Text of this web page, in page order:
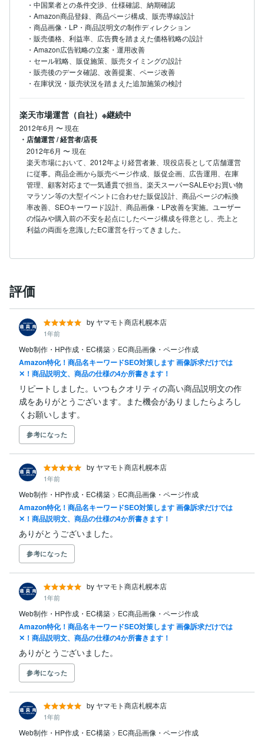
・中国業者との条件交渉、仕様確認、納期確認
・Amazon商品登録、商品ページ構成、販売導線設計
・商品画像・LP・商品説明文の制作ディレクション
・販売価格、利益率、広告費を踏まえた価格戦略の設計
・Amazon広告戦略の立案・運用改善
・セール戦略、販促施策、販売タイミングの設計
・販売後のデータ確認、改善提案、ページ改善
・在庫状況・販売状況を踏まえた追加施策の検討
楽天市場運営（自社）※継続中
2012年6月 〜現在
・店舗運営 / 経営者/店長
2012年6月 〜現在
楽天市場において、2012年より経営者兼、現役店長として店舗運営
に従事。商品企画から販売ページ作成、販促企画、広告運用、在庫
管理、顧客対応まで一気通貫で担当。楽天スーパーSALEやお買い物
マラソン等の大型イベントに合わせた販促設計、商品ページの転換
率改善、SEOキーワード設計、商品画像・LP改善を実施。ユーザー
の悩みや購入前の不安を起点にしたページ構成を得意とし、売上と
利益の両面を意識したEC運営を行ってきました。
評価
by ヤマモト商店札幌本店
1年前
Web制作・HP作成・EC構築 > EC商品画像・ページ作成
Amazon特化！商品名キーワードSEO対策します 画像訴求だけでは
✕！商品説明文、商品の仕様の4か所書きます！
リピートしました。いつもクオリティの高い商品説明文の作
成をありがとうございます。また機会がありましたらよろし
くお願いします。
参考になった
by ヤマモト商店札幌本店
1年前
Web制作・HP作成・EC構築 > EC商品画像・ページ作成
Amazon特化！商品名キーワードSEO対策します 画像訴求だけでは
✕！商品説明文、商品の仕様の4か所書きます！
ありがとうございました。
参考になった
by ヤマモト商店札幌本店
1年前
Web制作・HP作成・EC構築 > EC商品画像・ページ作成
Amazon特化！商品名キーワードSEO対策します 画像訴求だけでは
✕！商品説明文、商品の仕様の4か所書きます！
ありがとうございました。
参考になった
by ヤマモト商店札幌本店
1年前
Web制作・HP作成・EC構築 > EC商品画像・ページ作成